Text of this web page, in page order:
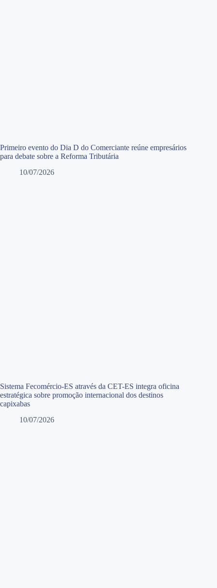
Primeiro evento do Dia D do Comerciante reúne empresários
para debate sobre a Reforma Tributária
10/07/2026
Sistema Fecomércio-ES através da CET-ES integra oficina
estratégica sobre promoção internacional dos destinos
capixabas
10/07/2026